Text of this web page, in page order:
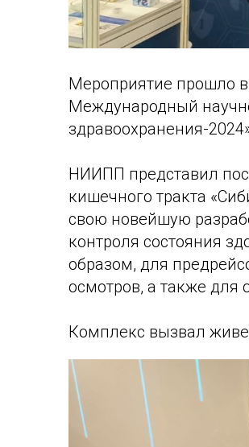
Мероприятие прошло
Международный
здравоохранения-2024
НИИПП представил
кишечного тракта
свою новейшую
контроля состояния
образом, для
осмотров, а также для
Комплекс вызвал